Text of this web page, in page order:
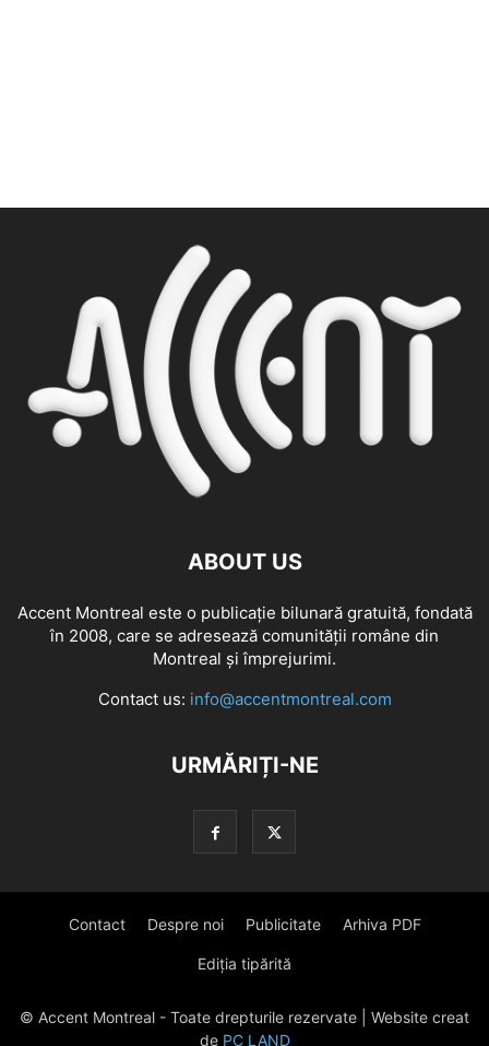
ABOUT US
Accent Montreal este o publicație bilunară gratuită, fondată
în 2008, care se adresează comunităţii române din
Montreal şi împrejurimi.
Contact us: info@accentmontreal.com
URMĂRIȚI-NE
Contact Despre noi Publicitate Arhiva PDF
Ediția tipărită
© Accent Montreal - Toate drepturile rezervate | Website creat
de PC LAND